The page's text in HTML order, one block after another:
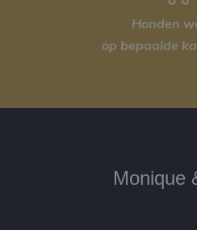
Honden
op bepaalde
Monique